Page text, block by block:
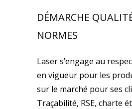
DÉMARCHE
NORMES
Laser s’engage au
en vigueur pour les
sur le marché pour ses
Traçabilité, RSE, charte